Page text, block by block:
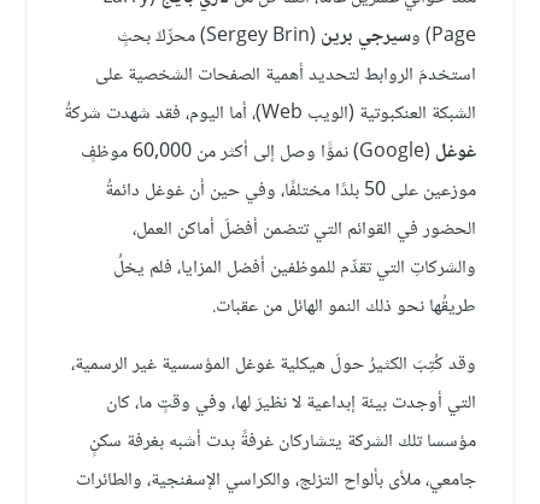
Page) و
سيرجي برين
(Sergey Brin) محرِّكَ بحثٍ
استخدمَ الروابط لتحديد أهمية الصفحات الشخصية على
الشبكة العنكبوتية (الويب Web)، أما اليوم، فقد شهدت شركةُ
غوغل
(Google) نموًّا وصل إلى أكثر من 60,000 موظفٍ
موزعين على 50 بلدًا مختلفًا، وفي حين أن غوغل دائمةُ
الحضور في القوائم التي تتضمن أفضلَ أماكن العمل،
والشركاتِ التي تقدِّم للموظفين أفضل المزايا، فلم يخلُ
طريقُها نحو ذلك النمو الهائل من عقبات.
وقد كُتِبَ الكثيرُ حولَ هيكلية غوغل المؤسسية غير الرسمية،
التي أوجدت بيئة إبداعية لا نظيرَ لها، وفي وقتٍ ما، كان
مؤسسا تلك الشركة يتشاركان غرفةً بدت أشبه بغرفة سكنٍ
جامعي، ملأى بألواح التزلج، والكراسي الإسفنجية، والطائرات